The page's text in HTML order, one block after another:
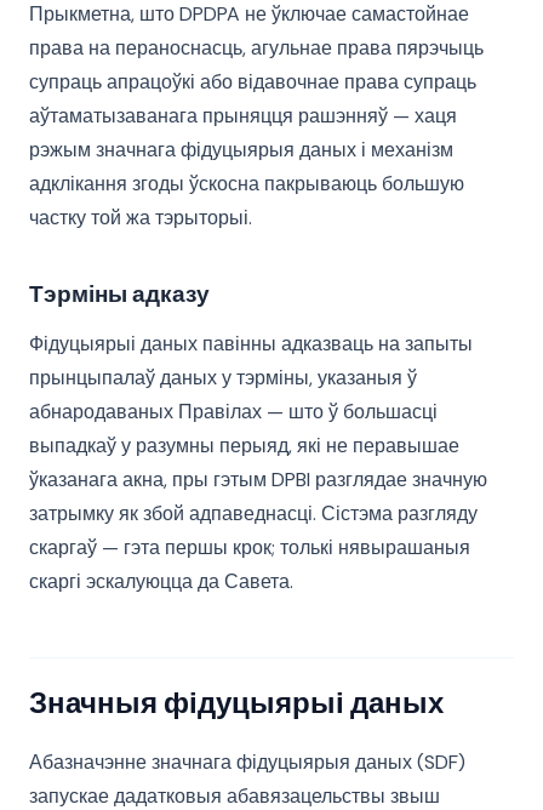
Прыкметна, што DPDPA не ўключае самастойнае
права на пераноснасць, агульнае права пярэчыць
супраць апрацоўкі або відавочнае права супраць
аўтаматызаванага прыняцця рашэнняў — хаця
рэжым значнага фідуцыярыя даных і механізм
адклікання згоды ўскосна пакрываюць большую
частку той жа тэрыторыі.
Тэрміны адказу
Фідуцыярыі даных павінны адказваць на запыты
прынцыпалаў даных у тэрміны, указаныя ў
абнародаваных Правілах — што ў большасці
выпадкаў у разумны перыяд, які не перавышае
ўказанага акна, пры гэтым DPBI разглядае значную
затрымку як збой адпаведнасці. Сістэма разгляду
скаргаў — гэта першы крок; толькі нявырашаныя
скаргі эскалуюцца да Савета.
Значныя фідуцыярыі даных
Абазначэнне значнага фідуцыярыя даных (SDF)
запускае дадатковыя абавязацельствы звыш